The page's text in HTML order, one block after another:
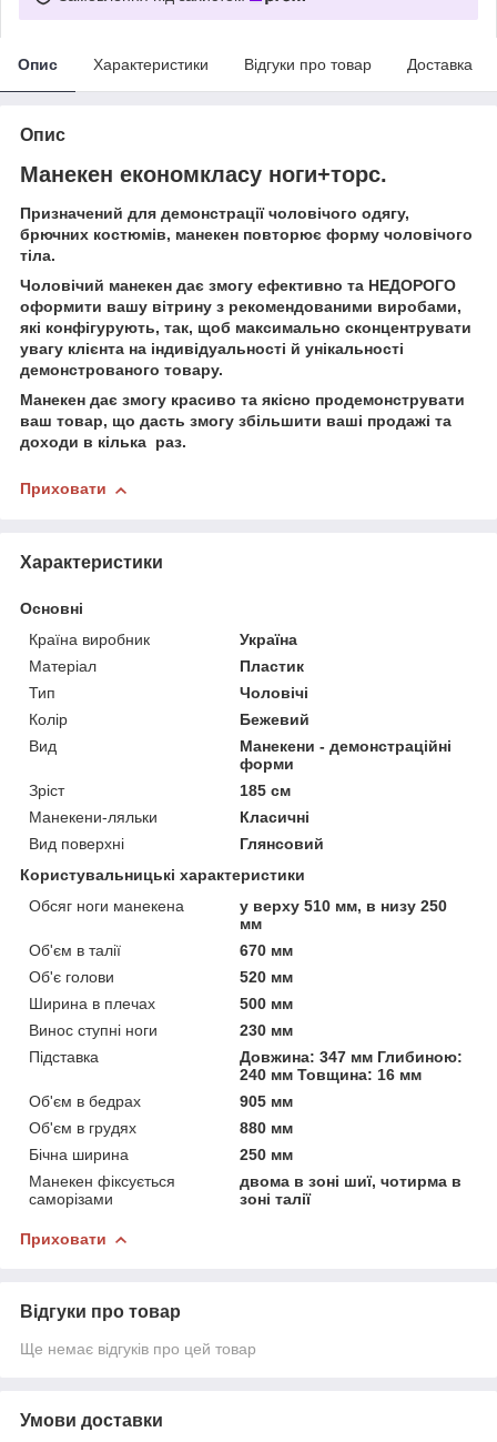
Опис Характеристики Відгуки про товар Доставка
Опис
Манекен економкласу ноги+торс.
Призначений для демонстрації чоловічого одягу,
брючних костюмів, манекен повторює форму чоловічого
тіла.
Чоловічий манекен дає змогу ефективно та НЕДОРОГО
оформити вашу вітрину з рекомендованими виробами,
які конфігурують, так, щоб максимально сконцентрувати
увагу клієнта на індивідуальності й унікальності
демонстрованого товару.
Манекен дає змогу красиво та якісно продемонструвати
ваш товар, що дасть змогу збільшити ваші продажі та
доходи в кілька раз.
Приховати
Характеристики
Основні
Країна виробник
Україна
Матеріал
Пластик
Тип
Чоловічі
Колір
Бежевий
Вид
Манекени - демонстраційні
форми
Зріст
185 см
Манекени-ляльки
Класичні
Вид поверхні
Глянсовий
Користувальницькі характеристики
Обсяг ноги манекена
у верху 510 мм, в низу 250
мм
Об'єм в талії
670 мм
Об'є голови
520 мм
Ширина в плечах
500 мм
Винос ступні ноги
230 мм
Підставка
Довжина: 347 мм Глибиною:
240 мм Товщина: 16 мм
Об'єм в бедрах
905 мм
Об'єм в грудях
880 мм
Бічна ширина
250 мм
Манекен фіксується
саморізами
двома в зоні шиї, чотирма в
зоні талії
Приховати
Відгуки про товар
Ще немає відгуків про цей товар
Умови доставки